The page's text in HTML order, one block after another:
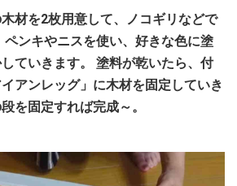
材を2枚用意して、ノコギリなどで
ペンキやニスを使い、好きな色に塗
ていきます。 塗料が乾いたら、付
アンレッグ」に木材を固定していき
を固定すれば完成～。